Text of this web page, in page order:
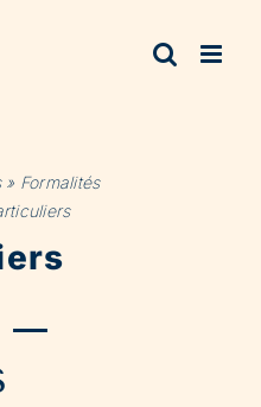
» Formalités
–